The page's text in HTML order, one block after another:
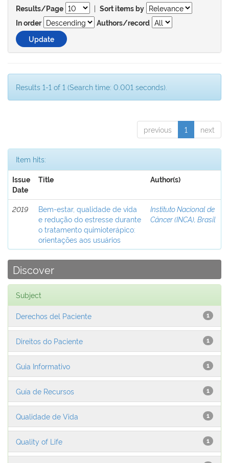
Results/Page | Sort items by
In order
Authors/record
Results 1-1 of 1 (Search time: 0.001 seconds).
previous 1 next
Item hits:
Issue
Date
Title Author(s)
2019
Bem-estar, qualidade de vida
e redução do estresse durante
o tratamento quimioterápico:
orientações aos usuários
Instituto Nacional de
Câncer (INCA), Brasil
Discover
Subject
1
Derechos del Paciente
1
Direitos do Paciente
1
Guia Informativo
1
Guía de Recursos
1
Qualidade de Vida
1
Quality of Life